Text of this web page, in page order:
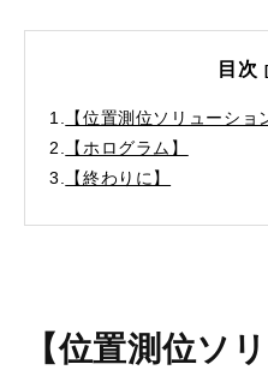
目次
1.
【位置測位ソリューショ
2.
【ホログラム】
3.
【終わりに】
【位置測位ソ